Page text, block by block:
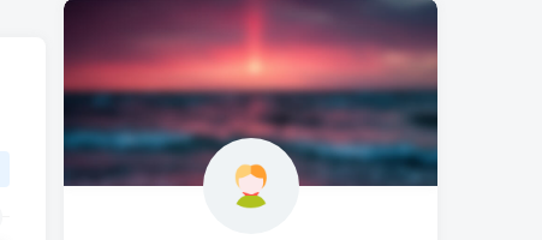
视频号暴力变现玩法，感
人瞬间绘画赛道，手机电脑
均可
23天前 ￥ 5.9 58
（19404期）2026闲鱼
电商高需求卖法，长期稳定